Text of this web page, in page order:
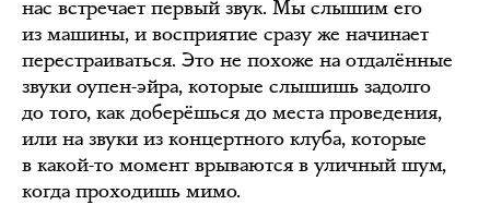
нас встречает первый звук. Мы слышим его
из машины, и восприятие сразу же начинает
перестраиваться. Это не похоже на отдалённые
звуки оупен-эйра, которые слышишь задолго
до того, как доберёшься до места проведения,
или на звуки из концертного клуба, которые
в какой-то момент врываются в уличный шум,
когда проходишь мимо.